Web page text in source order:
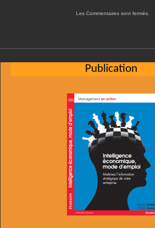
Les Commentaires sont fermés.
Publication